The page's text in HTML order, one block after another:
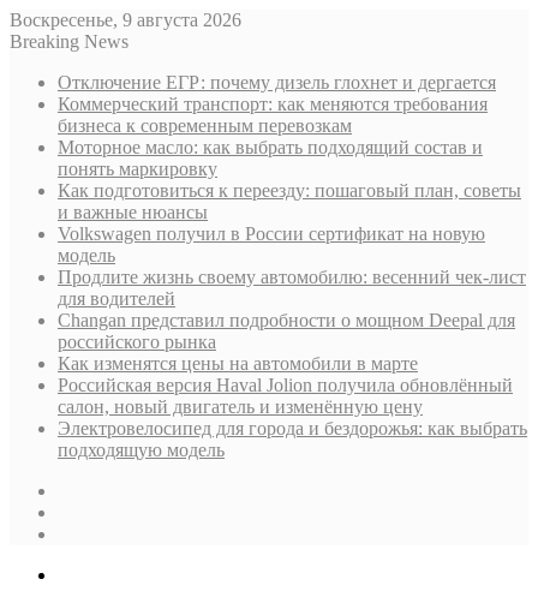
Воскресенье, 9 августа 2026
Breaking News
Отключение ЕГР: почему дизель глохнет и дергается
Коммерческий транспорт: как меняются требования
бизнеса к современным перевозкам
Моторное масло: как выбрать подходящий состав и
понять маркировку
Как подготовиться к переезду: пошаговый план, советы
и важные нюансы
Volkswagen получил в России сертификат на новую
модель
Продлите жизнь своему автомобилю: весенний чек-лист
для водителей
Changan представил подробности о мощном Deepal для
российского рынка
Как изменятся цены на автомобили в марте
Российская версия Haval Jolion получила обновлённый
салон, новый двигатель и изменённую цену
Электровелосипед для города и бездорожья: как выбрать
подходящую модель